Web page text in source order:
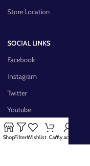
Store Location
SOCIAL LINKS
Facebook
Instagram
Twitter
Youtube
Pinterest
FB Group
ShopFiltersWishlist CartMy account